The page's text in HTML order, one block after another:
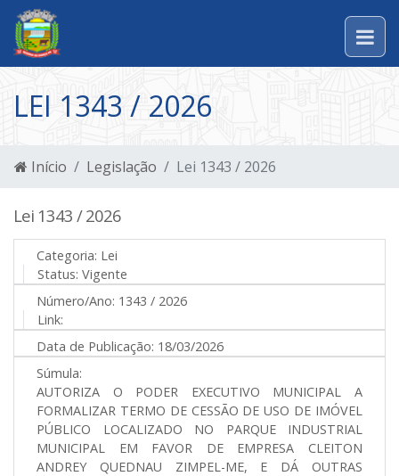
LEI 1343 / 2026
Início Legislação Lei 1343 / 2026
Lei 1343 / 2026
Categoria: Lei
Status: Vigente
Número/Ano: 1343 / 2026
Link:
Data de Publicação: 18/03/2026
Súmula:
AUTORIZA O PODER EXECUTIVO MUNICIPAL A
FORMALIZAR TERMO DE CESSÃO DE USO DE IMÓVEL
PÚBLICO LOCALIZADO NO PARQUE INDUSTRIAL
MUNICIPAL EM FAVOR DE EMPRESA CLEITON
ANDREY QUEDNAU ZIMPEL-ME, E DÁ OUTRAS